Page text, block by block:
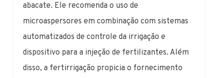
abacate. Ele recomenda o uso de
microaspersores em combinação com sistemas
automatizados de controle da irrigação e
dispositivo para a injeção de fertilizantes. Além
disso, a fertirrigação propicia o fornecimento